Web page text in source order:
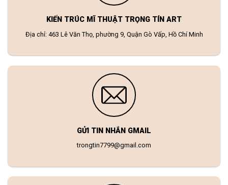
KIẾN TRÚC MĨ THUẬT TRỌNG TÍN ART
Địa chỉ: 463 Lê Văn Thọ, phường 9, Quận Gò Vấp, Hồ Chí Minh
GỬI TIN NHẮN GMAIL
trongtin7799@gmail.com